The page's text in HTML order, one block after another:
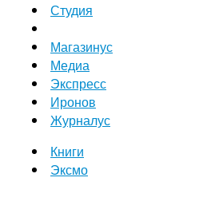
Студия
Магазинус
Медиа
Экспресс
Иронов
Журналус
Книги
Эксмо